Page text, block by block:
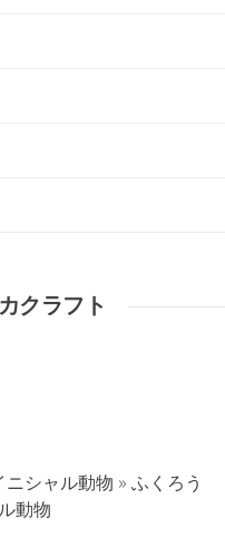
クラフト
ニシャル動物 » ふくろう
動物